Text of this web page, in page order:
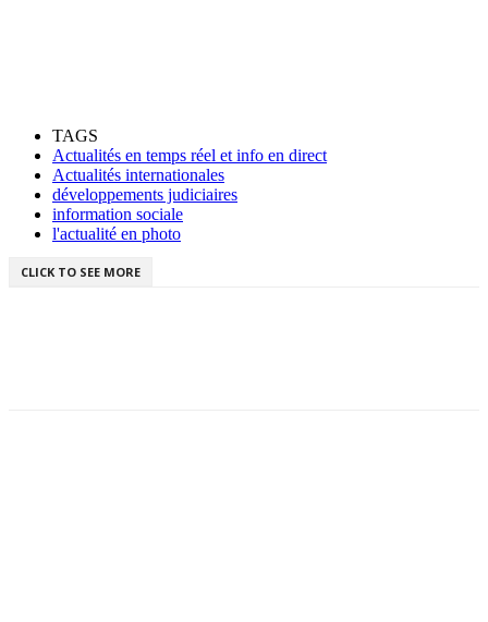
TAGS
Actualités en temps réel et info en direct
Actualités internationales
développements judiciaires
information sociale
l'actualité en photo
CLICK TO SEE MORE